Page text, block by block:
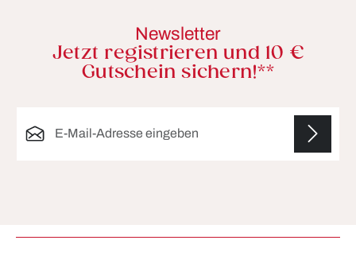
Newsletter
Jetzt registrieren und 10 €
Gutschein sichern!**